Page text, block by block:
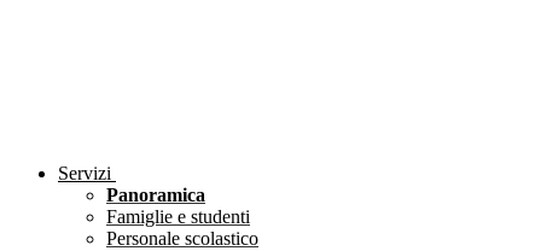
Servizi
Panoramica
Famiglie e studenti
Personale scolastico